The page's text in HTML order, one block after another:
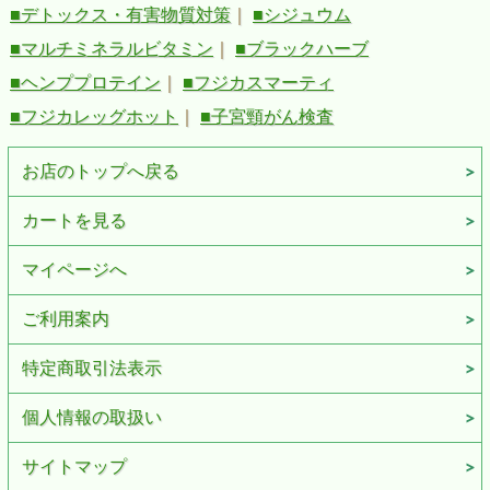
■デトックス・有害物質対策
■シジュウム
■マルチミネラルビタミン
■ブラックハーブ
■ヘンププロテイン
■フジカスマーティ
■フジカレッグホット
■子宮頸がん検査
お店のトップへ戻る
カートを見る
マイページへ
ご利用案内
特定商取引法表示
個人情報の取扱い
サイトマップ